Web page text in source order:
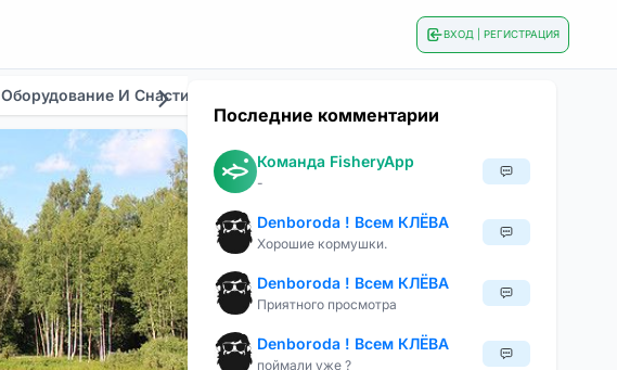
ВХОД | РЕГИСТРАЦИЯ
Оборудование И Снасти
Последние комментарии
Команда FisheryApp
-
Denboroda ! Всем КЛЁВА
Хорошие кормушки.
Denboroda ! Всем КЛЁВА
Приятного просмотра
Denboroda ! Всем КЛЁВА
поймали уже ?